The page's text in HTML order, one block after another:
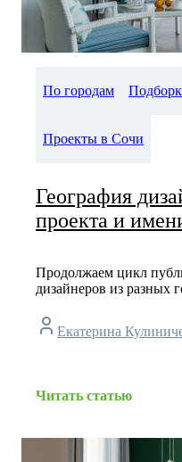
По городам
Проекты в Сочи
География
проекта и
Продолжаем цикл
дизайнеров из разных
Екатерина
Читать статью